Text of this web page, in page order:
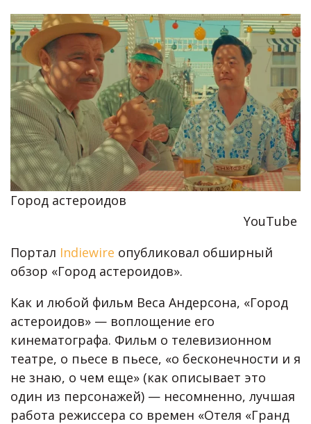
Город астероидов
YouTube
Портал Indiewire опубликовал обширный
обзор «Город астероидов».
Как и любой фильм Веса Андерсона, «Город
астероидов» — воплощение его
кинематографа. Фильм о телевизионном
театре, о пьесе в пьесе, «о бесконечности и я
не знаю, о чем еще» (как описывает это
один из персонажей) — несомненно, лучшая
работа режиссера со времен «Отеля «Гранд